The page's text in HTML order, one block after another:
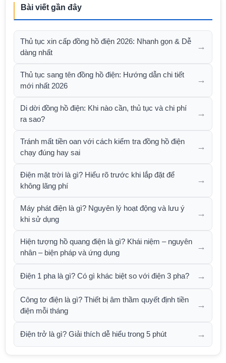
Bài viết gần đây
Thủ tục xin cấp đồng hồ điện 2026: Nhanh gọn & Dễ
dàng nhất
→
Thủ tục sang tên đồng hồ điện: Hướng dẫn chi tiết
mới nhất 2026
→
Di dời đồng hồ điện: Khi nào cần, thủ tục và chi phí
ra sao?
→
Tránh mất tiền oan với cách kiểm tra đồng hồ điện
chạy đúng hay sai
→
Điện mặt trời là gì? Hiểu rõ trước khi lắp đặt để
không lãng phí
→
Máy phát điện là gì? Nguyên lý hoạt động và lưu ý
khi sử dụng
→
Hiện tượng hồ quang điện là gì? Khái niệm – nguyên
nhân – biện pháp và ứng dụng
→
Điện 1 pha là gì? Có gì khác biệt so với điện 3 pha? →
Công tơ điện là gì? Thiết bị âm thầm quyết định tiền
điện mỗi tháng
→
Điện trở là gì? Giải thích dễ hiểu trong 5 phút →